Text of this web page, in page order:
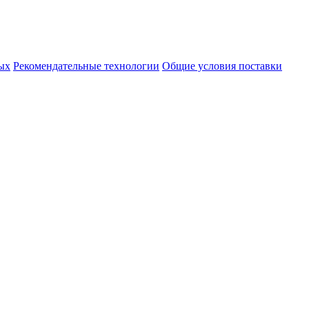
Рекомендательные технологии Общие условия поставки